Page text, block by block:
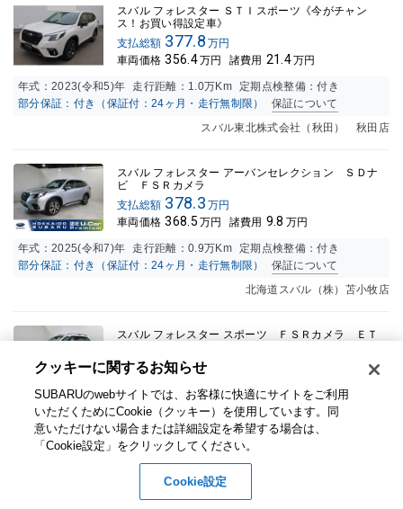
スバル フォレスター ＳＴＩスポーツ《今がチャン
ス！お買い得設定車》
支払総額 377.8 万円
車両価格 356.4万円 諸費用 21.4万円
年式：2023(令和5)年 走行距離： 1.0万Km
定期点検整備：付き
部分保証：付き（保証付：24ヶ月・走行無制限）
保証について
スバル東北株式会社（秋田） 秋田店
スバル フォレスター アーバンセレクション ＳＤナ
ビ ＦＳＲカメラ
支払総額 378.3 万円
車両価格 368.5 万円 諸費用 9.8 万円
年式：2025(令和7)年 走行距離：0.9万Km
定期点検整備：付き
部分保証：付き（保証付：24ヶ月・走行無制限）
保証について
北海道スバル（株）苫小牧店
スバル フォレスター スポーツ ＦＳＲカメラ ＥＴ
支払総額 376.6
年式：2023(令和5)年 走行距離：0.8万K m 定期点検整備：付き
部分保証：付き（保証付：24ヶ月・走行無制限） 保証について
北海道スバル（株）岩見沢店
スバル フォレスター Ｘ−ブレイク／Ｆ＋Ｓ＋ナビ／Ｒ
クッキーに関するお知らせ​
SUBARUのwebサイトでは、お客様に快適にサイトをご利用
いただくためにCookie（クッキー）を使用しています。​ 同
意いただけない場合または詳細設定を希望する場合は、
「Cookie設定」をクリックしてください。​
Cookie設定